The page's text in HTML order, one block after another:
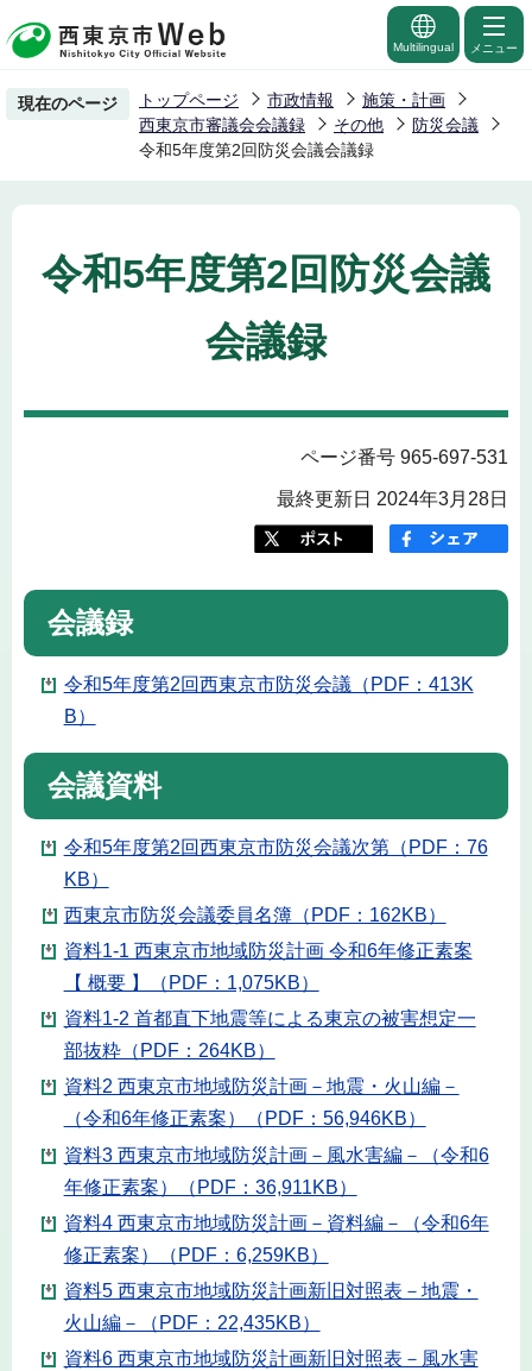
の
ー
の
先
Multilingual メニュー
現在のページ トップページ 市政情報
施策・計画
西東京市審議会会議録
その他
防災会議
令和5年度第2回防災会議会議録
令和5年度第2回防災会議
会議録
ページ番号 965-697-531
最終更新日 2024年3月28日
会議録
令和5年度第2回西東京市防災会議（PDF：413K
B）
会議資料
令和5年度第2回西東京市防災会議次第（PDF：76
KB）
西東京市防災会議委員名簿（PDF：162KB）
資料1-1 西東京市地域防災計画 令和6年修正素案
【 概要 】（PDF：1,075KB）
資料1-2 首都直下地震等による東京の被害想定一
部抜粋（PDF：264KB）
資料2 西東京市地域防災計画－地震・火山編－
（令和6年修正素案）（PDF：56,946KB）
資料3 西東京市地域防災計画－風水害編－（令和6
年修正素案）（PDF：36,911KB）
資料4 西東京市地域防災計画－資料編－（令和6年
修正素案）（PDF：6,259KB）
資料5 西東京市地域防災計画新旧対照表－地震・
火山編－（PDF：22,435KB）
資料6 西東京市地域防災計画新旧対照表－風水害